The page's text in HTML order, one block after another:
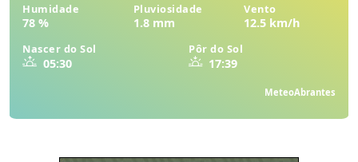
Humidade
78 %
Pluviosidade
1.8 mm
Vento
12.5 km/h
Nascer do Sol
05:30
Pôr do Sol
17:39
MeteoAbrantes